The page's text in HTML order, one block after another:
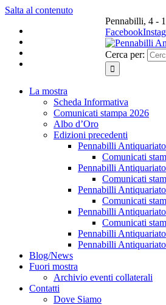
Salta al contenuto
Pennabilli, 4 -
Facebook
Cerca per:
La mostra
Scheda Informativa
Comunicati stampa 2026
Albo d’Oro
Edizioni precedenti
Pennabilli
Comunicati
Pennabilli
Comunicati
Pennabilli
Comunicati
Pennabilli
Comunicati
Pennabilli
Pennabilli
Blog/News
Fuori mostra
Archivio eventi collaterali
Contatti
Dove Siamo